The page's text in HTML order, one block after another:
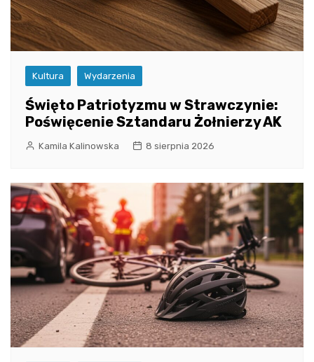
Kultura Wydarzenia
Święto Patriotyzmu w Strawczynie:
Poświęcenie Sztandaru Żołnierzy AK
Kamila Kalinowska 8 sierpnia 2026